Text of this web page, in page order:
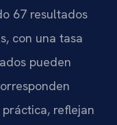
67 resultados
con una tasa
pueden
reflejan